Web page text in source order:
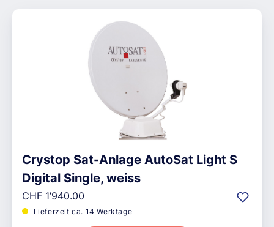
Crystop Sat-Anlage AutoSat Light S
Digital Single, weiss
Regulärer Preis:
CHF 1’940.00
Lieferzeit ca. 14 Werktage